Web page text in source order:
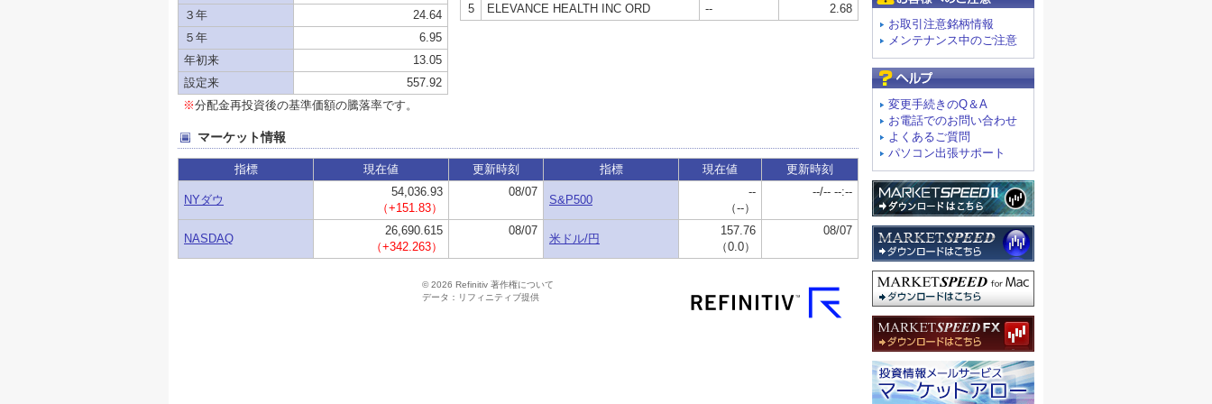
お取引注意銘柄情報
メンテナンス中のご注意
変更手続きのQ＆A
お電話でのお問い合わせ
よくあるご質問
パソコン出張サポート